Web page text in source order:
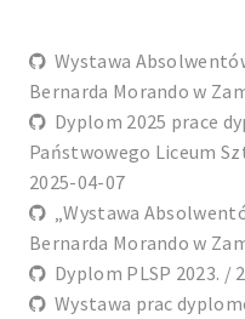
Wystawa
Bernarda Morando w
Dyplom 2025 prace
Państwowego Liceum
2025-04-07
„Wystawa
Bernarda Morando w
Dyplom PLSP 2023. /
Wystawa prac